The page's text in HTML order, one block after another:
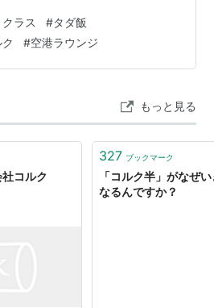
やり方を丸々１年間続け、タダ
航空券をキャンセルして払い戻
２．ワインの瓶にコルクが入っ
分から見始めればOK。
ラス #タダ飯
#空港ラウンジ
もっと見る
コルク
327 ブックマーク
「コルク半」がなぜ
なるんですか？